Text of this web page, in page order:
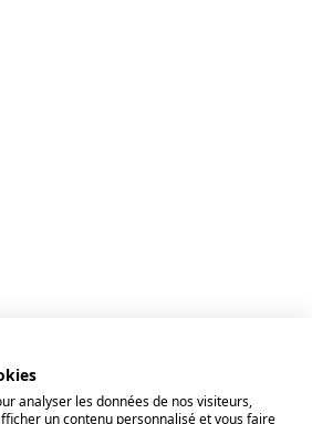
analyser les données de nos visiteurs,
un contenu personnalisé et vous faire